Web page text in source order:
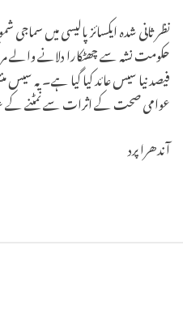
نظر ثانی شدہ ایکسائز پالیسی میں
حکومت نشہ سے چھٹکارا دلانے والے
فیصد نیا سیس عائد کیا گیا ہے۔ یہ
عوامی صحت کے اثرات سے نمٹنے کے
آندھرا پرد